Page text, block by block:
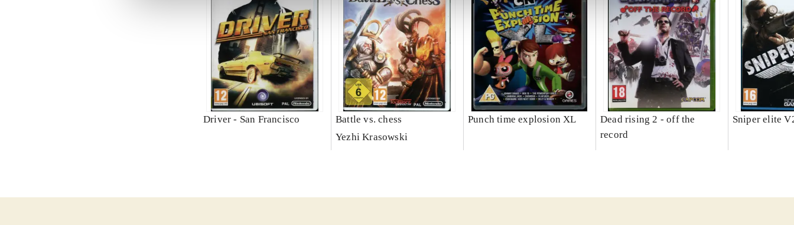
Driver - San Francisco
Battle vs. chess
Yezhi Krasowski
Punch time explosion XL
Dead rising 2 - off the
record
Sniper elite